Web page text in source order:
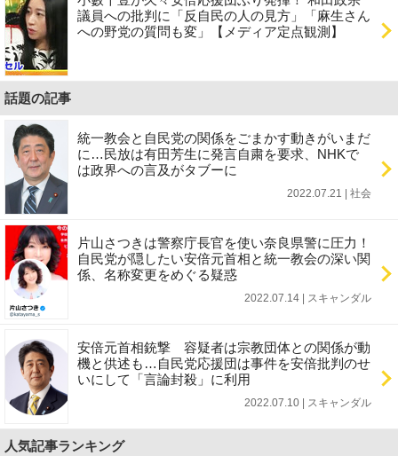
議員への批判に「反自民の人の見方」「麻生さん
への野党の質問も変」【メディア定点観測】
話題の記事
統一教会と自民党の関係をごまかす動きがいまだ
に…民放は有田芳生に発言自粛を要求、NHKで
は政界への言及がタブーに
2022.07.21 | 社会
片山さつきは警察庁長官を使い奈良県警に圧力！
自民党が隠したい安倍元首相と統一教会の深い関
係、名称変更をめぐる疑惑
2022.07.14 | スキャンダル
安倍元首相銃撃 容疑者は宗教団体との関係が動
機と供述も…自民党応援団は事件を安倍批判のせ
いにして「言論封殺」に利用
2022.07.10 | スキャンダル
人気記事ランキング